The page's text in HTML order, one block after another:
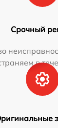
Срочный
в